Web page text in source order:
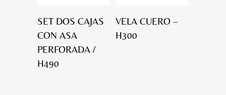
SET DOS CAJAS
CON ASA
PERFORADA /
H490
VELA CUERO –
H300